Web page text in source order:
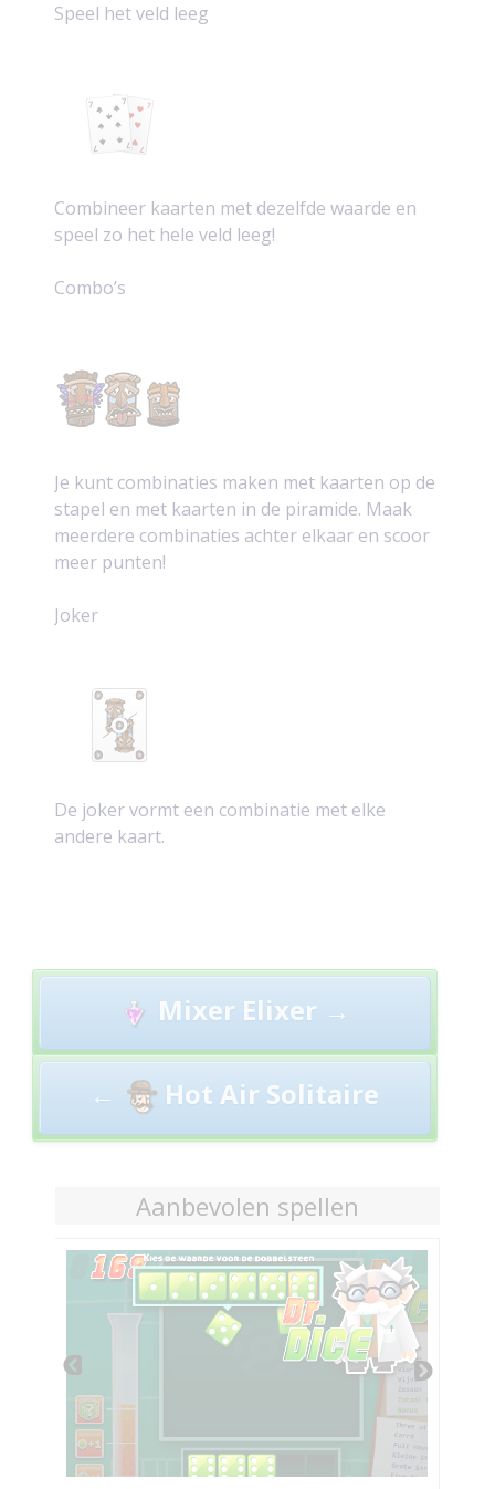
Speel het veld leeg
Combineer kaarten met dezelfde waarde en
speel zo het hele veld leeg!
Combo’s
Je kunt combinaties maken met kaarten op de
stapel en met kaarten in de piramide. Maak
meerdere combinaties achter elkaar en scoor
meer punten!
Joker
De joker vormt een combinatie met elke
andere kaart.
Post
navigationMixer Elixer →
← Hot Air Solitaire
Aanbevolen spellen